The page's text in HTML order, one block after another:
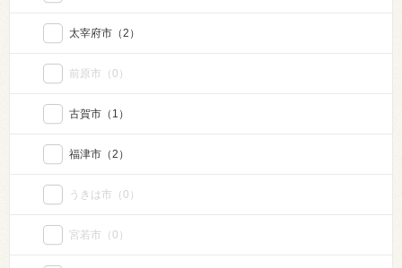
太宰府市 （2）
前原市 （0）
古賀市 （1）
福津市 （2）
うきは市 （0）
宮若市 （0）